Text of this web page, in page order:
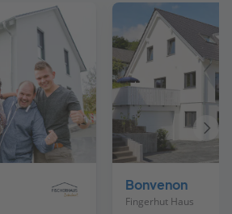
Bonvenon
Fingerhut Haus
Haus